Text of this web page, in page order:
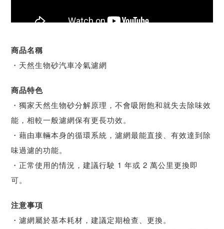
商品名稱
・天然生物砂汽車冷氣濾網
商品特色
・獨家天然生物砂分解原理，不會吸附飽和就失去除味效
能，相較一般濾網保有更長功效。
・藉由車輛本身的循環系統，濾網最能直接、有效達到除
味過濾的功能。
・正常使用的情況，建議行駛 1 年或 2 萬公里更換即
可。
注意事項
・濾網屬於基本耗材，建議定期檢查、更換。